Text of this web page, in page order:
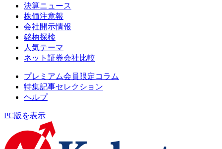
決算ニュース
株価注意報
会社開示情報
銘柄探検
人気テーマ
ネット証券会社比較
プレミアム会員限定コラム
特集記事セレクション
ヘルプ
PC版を表示